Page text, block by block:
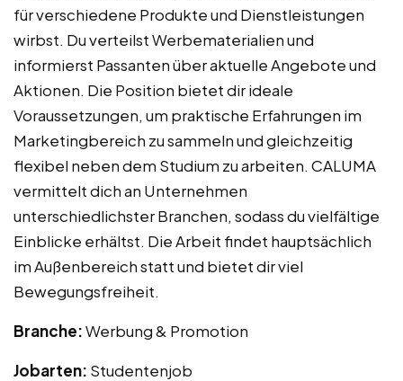
für verschiedene Produkte und Dienstleistungen
wirbst. Du verteilst Werbematerialien und
informierst Passanten über aktuelle Angebote und
Aktionen. Die Position bietet dir ideale
Voraussetzungen, um praktische Erfahrungen im
Marketingbereich zu sammeln und gleichzeitig
flexibel neben dem Studium zu arbeiten. CALUMA
vermittelt dich an Unternehmen
unterschiedlichster Branchen, sodass du vielfältige
Einblicke erhältst. Die Arbeit findet hauptsächlich
im Außenbereich statt und bietet dir viel
Bewegungsfreiheit.
Branche:Werbung & Promotion
Jobarten: Studentenjob